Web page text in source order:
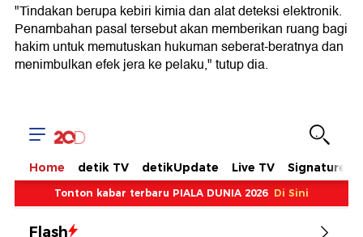
"Tindakan berupa kebiri kimia dan alat deteksi elektronik.
Penambahan pasal tersebut akan memberikan ruang bagi
hakim untuk memutuskan hukuman seberat-beratnya dan
menimbulkan efek jera ke pelaku," tutup dia.